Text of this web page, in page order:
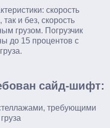
скорость
и без, скорость
грузом. Погрузчик
до 15 процентов с
сайд-шифт:
требующими